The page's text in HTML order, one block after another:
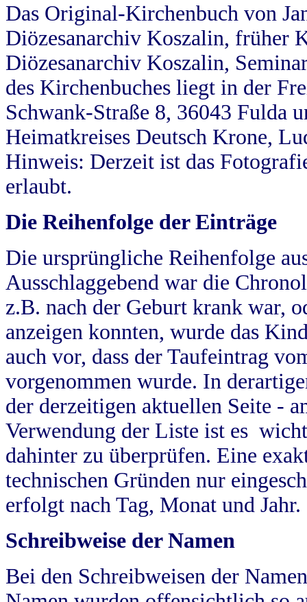
Das Original-Kirchenbuch von
Diözesanarchiv Koszalin, früher
Diözesanarchiv Koszalin,
des Kirchenbuches liegt in der
Schwank-Straße 8, 36043 Fulda
Heimatkreises Deutsch Krone,
Hinweis: Derzeit ist das
erlaubt.
Die Reihenfolge der Einträge
Die ursprüngliche Reihenfolge
Ausschlaggebend war die
z.B. nach der Geburt krank war,
anzeigen konnten, wurde das
auch vor, dass der Taufeintrag
vorgenommen wurde. In
der derzeitigen aktuellen Seite -
Verwendung der Liste ist es
dahinter zu überprüfen. Eine
technischen Gründen nur
erfolgt nach Tag, Monat und Jahr.
Schreibweise der Namen
Bei den Schreibweisen der